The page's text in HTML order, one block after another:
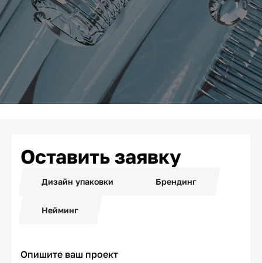
Оставить заявку
Дизайн упаковки Брендинг
Нейминг
Опишите ваш проект